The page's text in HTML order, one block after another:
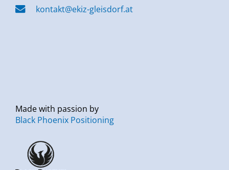
kontakt@ekiz-gleisdorf.at
Made with passion by
Black Phoenix Positioning